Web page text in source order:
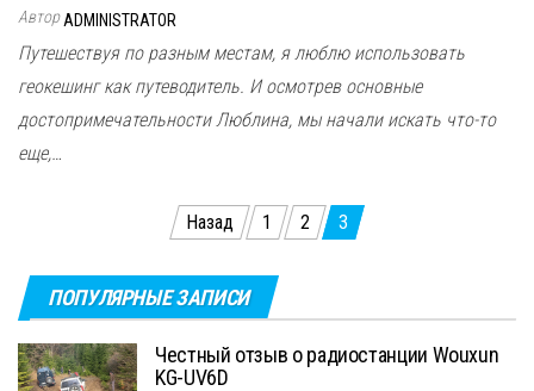
АвторADMINISTRATOR
Путешествуя по разным местам, я люблю использовать
геокешинг как путеводитель. И осмотрев основные
достопримечательности Люблина, мы начали искать что-то
еще,…
Пагинация Назад 1 2 3
ПОПУЛЯРНЫЕ ЗАПИСИ
Честный отзыв о радиостанции Wouxun
KG-UV6D